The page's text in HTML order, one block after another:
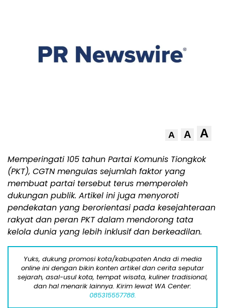
A A A
Memperingati 105 tahun Partai Komunis Tiongkok
(PKT), CGTN mengulas sejumlah faktor yang
membuat partai tersebut terus memperoleh
dukungan publik. Artikel ini juga menyoroti
pendekatan yang berorientasi pada kesejahteraan
rakyat dan peran PKT dalam mendorong tata
kelola dunia yang lebih inklusif dan berkeadilan.
Yuks, dukung promosi kota/kabupaten Anda di media
online ini dengan bikin konten artikel dan cerita seputar
sejarah, asal-usul kota, tempat wisata, kuliner tradisional,
dan hal menarik lainnya. Kirim lewat WA Center:
085315557788.